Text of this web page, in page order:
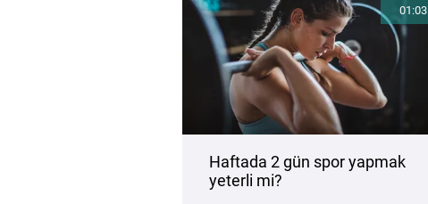
01:03
Haftada 2 gün spor yapmak
yeterli mi?